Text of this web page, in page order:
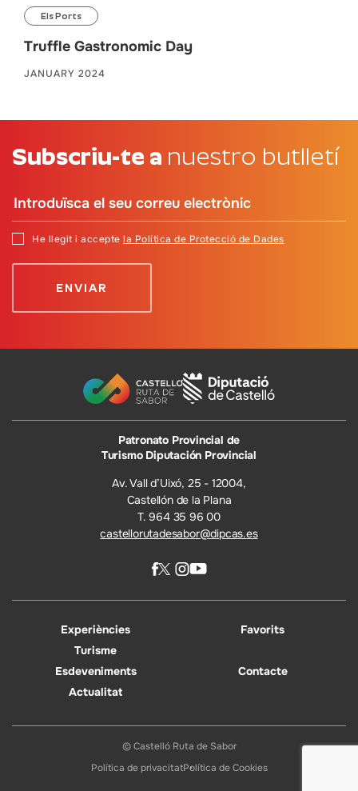
Els Ports
Truffle Gastronomic Day
JANUARY 2024
Subscriu-te a nuestro butlletí
He llegit i accepte la Política de Protecció de Dades
Patronato Provincial de
Turismo Diputación Provincial
Av. Vall d’Uixó, 25 - 12004,
Castellón de la Plana
T. 964 35 96 00
castellorutadesabor@dipcas.es
Experiències
Turisme
Esdeveniments
Actualitat
Favorits
Contacte
© Castelló Ruta de Sabor
Política de privacitatPolítica de Cookies